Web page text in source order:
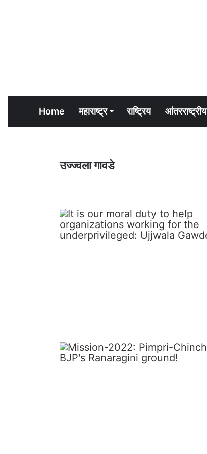
Home महाराष्ट्र राष्ट्रिय आंतरराष्ट्रीय
उज्ज्वला गावडे